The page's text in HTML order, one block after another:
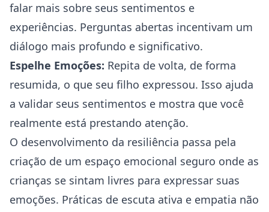
falar mais sobre seus sentimentos e
experiências. Perguntas abertas incentivam um
diálogo mais profundo e significativo.
Espelhe Emoções: Repita de volta, de forma
resumida, o que seu filho expressou. Isso ajuda
a validar seus sentimentos e mostra que você
realmente está prestando atenção.
O desenvolvimento da resiliência passa pela
criação de um espaço emocional seguro onde as
crianças se sintam livres para expressar suas
emoções. Práticas de escuta ativa e empatia não